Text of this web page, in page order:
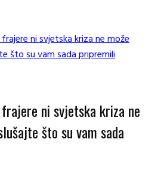
ni svjetska kriza ne može
što su vam sada pripremili
ni svjetska kriza ne
što su vam sada